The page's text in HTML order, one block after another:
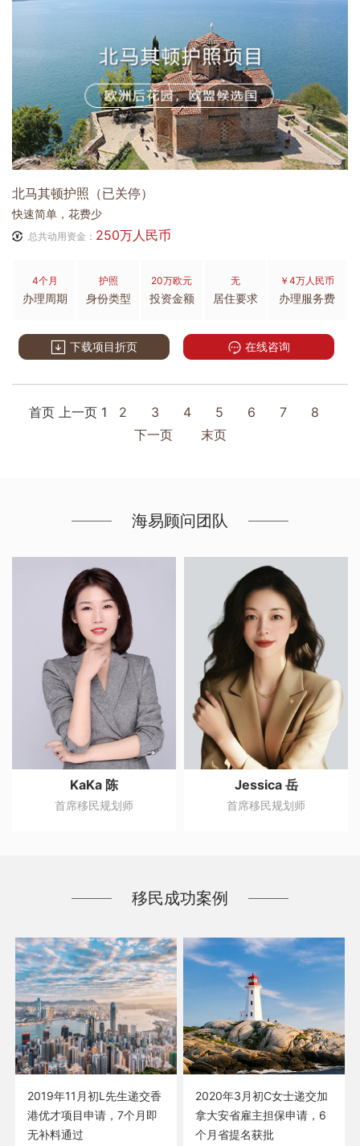
北马其顿护照（已关停）
快速简单，花费少
总共动用资金： 250万人民币
4个月
办理周期
护照
身份类型
20万欧元
投资金额
无
居住要求
￥4万人民币
办理服务费
下载项目折页 在线咨询
首页 上一页 1 2 3 4 5 6 7
8
下一页
末页
海易顾问团队
Jessica 岳
首席移民规划师
Iris 彭
首席高级移民规划师
移民成功案例
2019年11月初L先生递交香
港优才项目申请，7个月即
无补料通过
2020年3月初C女士递交加
拿大安省雇主担保申请，6
个月省提名获批